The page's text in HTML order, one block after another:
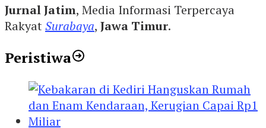
Jurnal Jatim, Media Informasi Terpercaya
RakyatSurabaya, Jawa Timur.
Peristiwa